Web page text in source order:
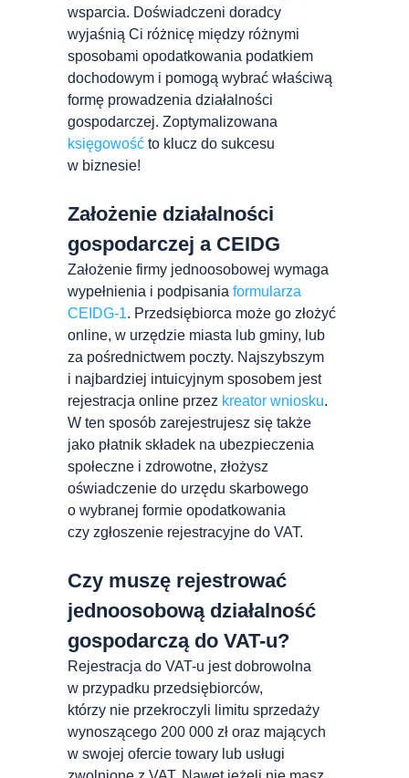
wsparcia. Doświadczeni doradcy
wyjaśnią Ci różnicę między różnymi
sposobami opodatkowania podatkiem
dochodowym i pomogą wybrać właściwą
formę prowadzenia działalności
gospodarczej. Zoptymalizowana
księgowość to klucz do sukcesu
w biznesie!
Założenie działalności
gospodarczej a CEIDG
Założenie firmy jednoosobowej wymaga
wypełnienia i podpisania formularza
CEIDG-1. Przedsiębiorca może go złożyć
online, w urzędzie miasta lub gminy, lub
za pośrednictwem poczty. Najszybszym
i najbardziej intuicyjnym sposobem jest
rejestracja online przez kreator wniosku.
W ten sposób zarejestrujesz się także
jako płatnik składek na ubezpieczenia
społeczne i zdrowotne, złożysz
oświadczenie do urzędu skarbowego
o wybranej formie opodatkowania
czy zgłoszenie rejestracyjne do VAT.
Czy muszę rejestrować
jednoosobową działalność
gospodarczą do VAT-u?
Rejestracja do VAT-u jest dobrowolna
w przypadku przedsiębiorców,
którzy nie przekroczyli limitu sprzedaży
wynoszącego 200 000 zł oraz mających
w swojej ofercie towary lub usługi